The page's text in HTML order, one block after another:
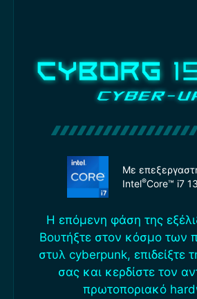
Με
Intel®Core™ i7
Η επόμενη φάση της
Βουτήξτε στον κόσμο των
στυλ cyberpunk, επιδείξτε
σας και κερδίστε τον
πρωτοποριακό